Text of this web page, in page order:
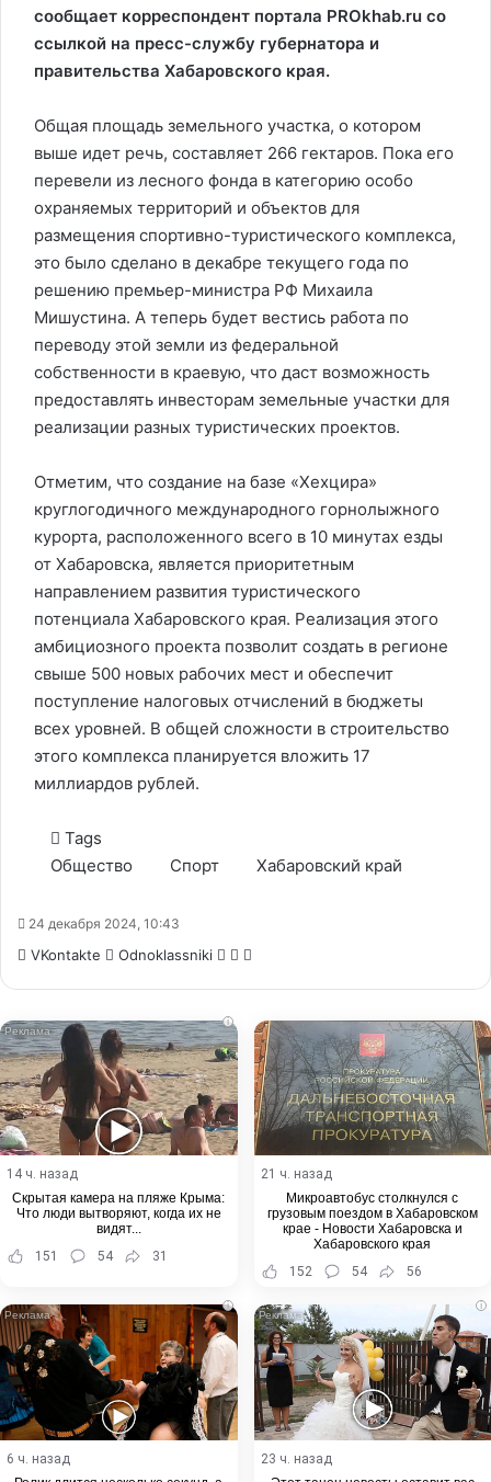
сообщает корреспондент портала PROkhab.ru со
ссылкой на пресс-службу губернатора и
правительства Хабаровского края.
Общая площадь земельного участка, о котором
выше идет речь, составляет 266 гектаров. Пока его
перевели из лесного фонда в категорию особо
охраняемых территорий и объектов для
размещения спортивно-туристического комплекса,
это было сделано в декабре текущего года по
решению премьер-министра РФ Михаила
Мишустина. А теперь будет вестись работа по
переводу этой земли из федеральной
собственности в краевую, что даст возможность
предоставлять инвесторам земельные участки для
реализации разных туристических проектов.
Отметим, что создание на базе «Хехцира»
круглогодичного международного горнолыжного
курорта, расположенного всего в 10 минутах езды
от Хабаровска, является приоритетным
направлением развития туристического
потенциала Хабаровского края. Реализация этого
амбициозного проекта позволит создать в регионе
свыше 500 новых рабочих мест и обеспечит
поступление налоговых отчислений в бюджеты
всех уровней. В общей сложности в строительство
этого комплекса планируется вложить 17
миллиардов рублей.
Tags
Общество
Спорт Хабаровский край
24 декабря 2024, 10:43
VKontakte Odnoklassniki WhatsApp
Telegram
i
14 ч. назад
Скрытая камера на пляже Крыма:
Что люди вытворяют, когда их не
видят...
151
54 31
21 ч. назад
Микроавтобус столкнулся с
грузовым поездом в Хабаровском
крае - Новости Хабаровска и
Хабаровского края
152
54 56
i
6 ч. назад
i
23 ч. назад